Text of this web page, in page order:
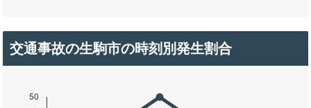
交通事故の生駒市の時刻別発生割合